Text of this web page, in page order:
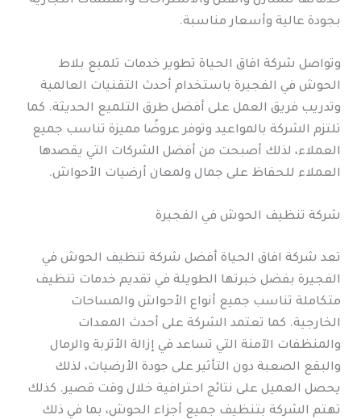
بجودة عالية وأسعار مناسبة.
وتواصل شركة افاق الحياة تطوير خدمات تلميع بلاط
الحوش في الفجيرة باستخدام أحدث التقنيات العالمية
وتدريب فريق العمل على أفضل طرق التلميع الحديثة. كما
تلتزم الشركة بالمواعيد وتوفر عروضًا مميزة تناسب جميع
العملاء، لذلك أصبحت من أفضل الشركات التي يقصدها
العملاء للحفاظ على جمال ولمعان أرضيات الأحواش.
شركة تنظيف الحوش في الفجيرة
تعد شركة افاق الحياة أفضل شركة تنظيف الحوش في
الفجيرة بفضل خبرتها الطويلة في تقديم خدمات تنظيف
متكاملة تناسب جميع أنواع الأحواش والمساحات
الخارجية. كما تعتمد الشركة على أحدث المعدات
والمنظفات الآمنة التي تساعد في إزالة الأتربة والرمال
والبقع الصعبة دون التأثير على جودة الأرضيات، لذلك
يحصل العميل على نتائج احترافية خلال وقت قصير. كذلك
تهتم الشركة بتنظيف جميع أجزاء الحوش، بما في ذلك